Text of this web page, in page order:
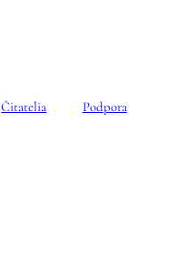
Čitatelia Podpora